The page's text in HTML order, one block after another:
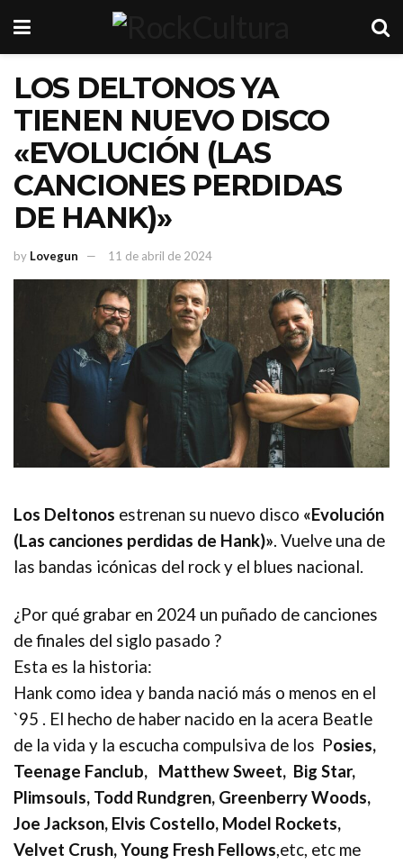
LOS DELTONOS YA
TIENEN NUEVO DISCO
«EVOLUCIÓN (LAS
CANCIONES PERDIDAS
DE HANK)»
by Lovegun 11 de abril de 2024
Los Deltonos estrenan su nuevo disco «Evolución
(Las canciones perdidas de Hank)». Vuelve una de
las bandas icónicas del rock y el blues nacional.
¿Por qué grabar en 2024 un puñado de canciones
de finales del siglo pasado ?
Esta es la historia:
Hank como idea y banda nació más o menos en el
`95 . El hecho de haber nacido en la acera Beatle
de la vida y la escucha compulsiva de los Posies,
Teenage Fanclub, Matthew Sweet, Big Star,
Plimsouls, Todd Rundgren, Greenberry Woods,
Joe Jackson, Elvis Costello, Model Rockets,
Velvet Crush, Young Fresh Fellows,etc, etc me